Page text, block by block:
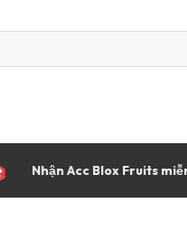
Acc Blox Fruits miễn phí